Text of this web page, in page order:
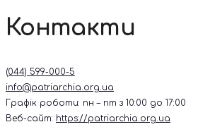
Контакти
(044) 599-000-5
info@patriarchia.org.ua
Графік роботи: пн – пт з 10:00 до 17:00
Веб-сайт: https://patriarchia.org.ua